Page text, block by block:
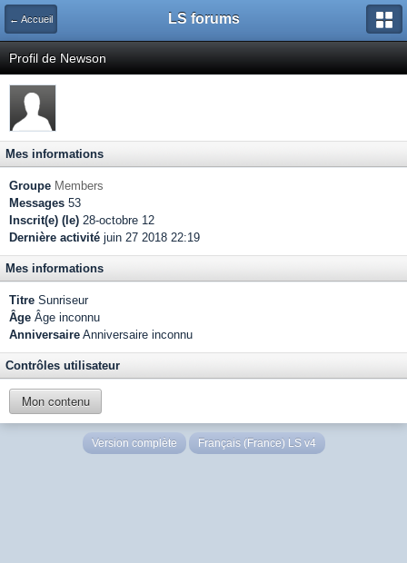
← Accueil LS forums
Profil de Newson
Mes informations
Groupe Members
Messages 53
Inscrit(e) (le) 28-octobre 12
Dernière activité juin 27 2018 22:19
Mes informations
Titre Sunriseur
Âge Âge inconnu
Anniversaire Anniversaire inconnu
Contrôles utilisateur
Mon contenu
Version complète Français (France) LS v4